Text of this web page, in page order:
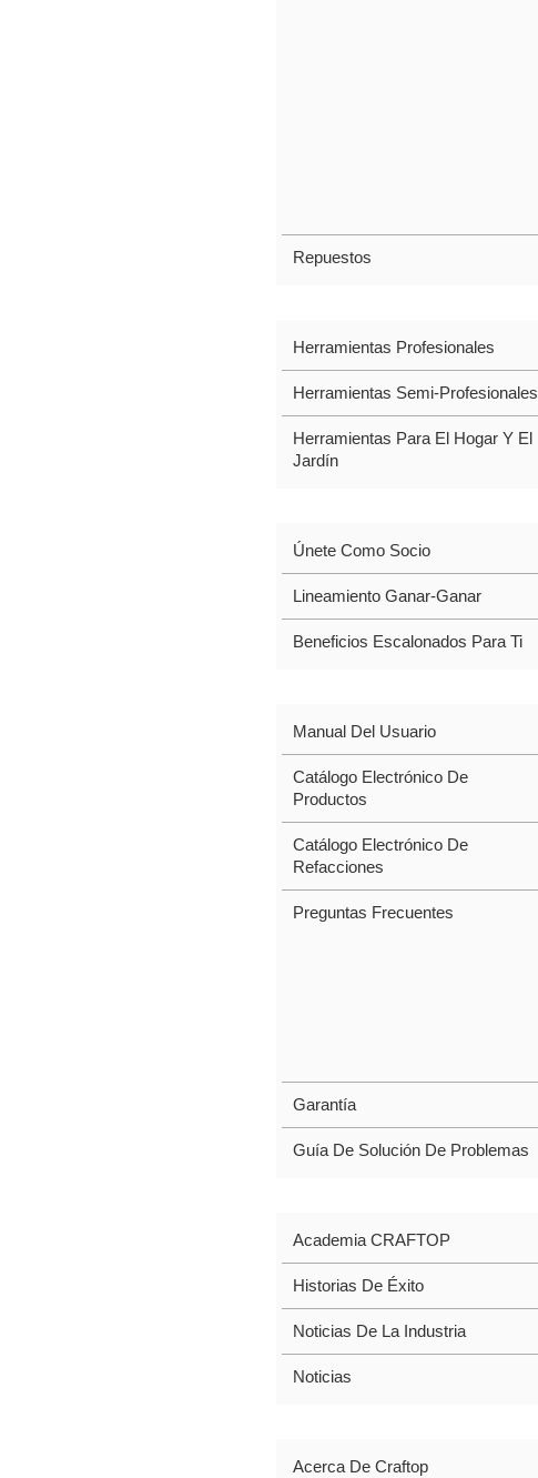
Repuestos
Herramientas Profesionales
Herramientas Semi-Profesionales
Herramientas Para El Hogar Y El
Jardín
Únete Como Socio
Lineamiento Ganar-Ganar
Beneficios Escalonados Para Ti
Manual Del Usuario
Catálogo Electrónico De
Productos
Catálogo Electrónico De
Refacciones
Preguntas Frecuentes
Garantía
Guía De Solución De Problemas
Academia CRAFTOP
Historias De Éxito
Noticias De La Industria
Noticias
Acerca De Craftop